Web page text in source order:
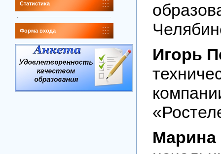
Статистика
Форма входа
Игорь
Марина